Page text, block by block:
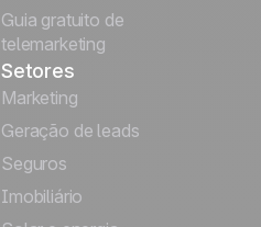
Guia gratuito de
telemarketing
Setores
Marketing
Geração de leads
Seguros
Imobiliário